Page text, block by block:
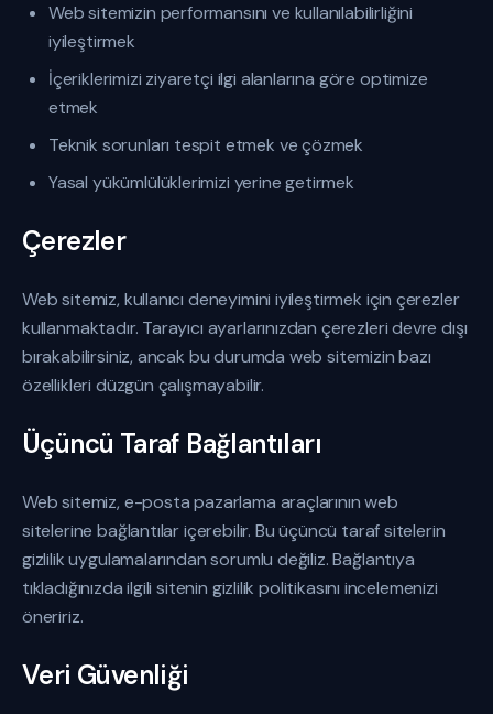
Web sitemizin performansını ve kullanılabilirliğini
iyileştirmek
İçeriklerimizi ziyaretçi ilgi alanlarına göre optimize
etmek
Teknik sorunları tespit etmek ve çözmek
Yasal yükümlülüklerimizi yerine getirmek
Çerezler
Web sitemiz, kullanıcı deneyimini iyileştirmek için çerezler
kullanmaktadır. Tarayıcı ayarlarınızdan çerezleri devre dışı
bırakabilirsiniz, ancak bu durumda web sitemizin bazı
özellikleri düzgün çalışmayabilir.
Üçüncü Taraf Bağlantıları
Web sitemiz, e-posta pazarlama araçlarının web
sitelerine bağlantılar içerebilir. Bu üçüncü taraf sitelerin
gizlilik uygulamalarından sorumlu değiliz. Bağlantıya
tıkladığınızda ilgili sitenin gizlilik politikasını incelemenizi
öneririz.
Veri Güvenliği